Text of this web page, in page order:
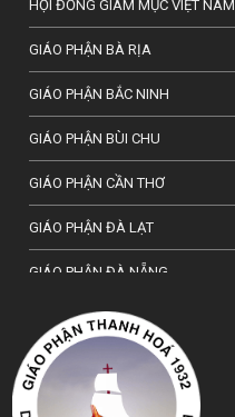
HỘI ĐỒNG GIÁM MỤC VIỆT NAM
GIÁO PHẬN BÀ RỊA
GIÁO PHẬN BẮC NINH
GIÁO PHẬN BÙI CHU
GIÁO PHẬN CẦN THƠ
GIÁO PHẬN ĐÀ LẠT
GIÁO PHẬN ĐÀ NẴNG
TỔNG GIÁO PHẬN HÀ NỘI
GIÁO PHẬN HẢI PHÒNG
TỔNG GIÁO PHẬN HUẾ